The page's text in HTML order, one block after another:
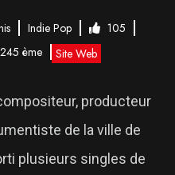
Indie Pop
105
ème Site Web
producteur
de la ville de
plusieurs singles de